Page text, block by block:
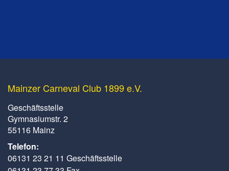
Mainzer Carneval Club 1899 e.V.
Geschäftsstelle
Gymnasiumstr. 2
55116 Mainz
Telefon:
06131 23 21 11 Geschäftsstelle